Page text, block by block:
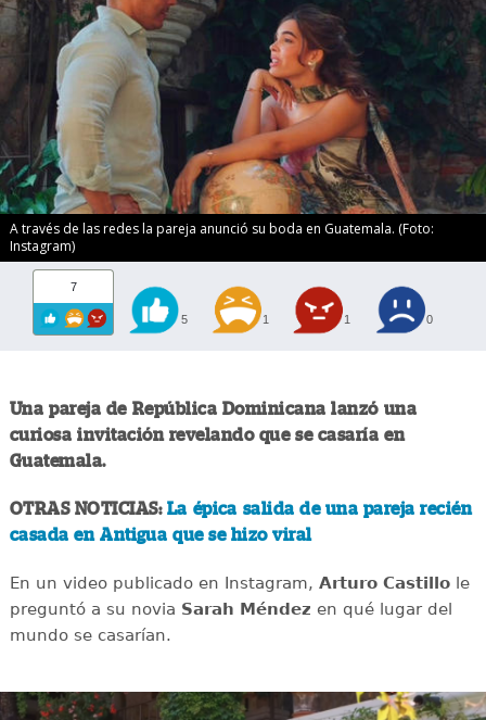
A través de las redes la pareja anunció su boda en Guatemala. (Foto:
Instagram)
7
5 1 1 0
Una pareja de República Dominicana lanzó una
curiosa invitación revelando que se casaría en
Guatemala.
OTRAS NOTICIAS: La épica salida de una pareja recién
casada en Antigua que se hizo viral
En un video publicado en Instagram, Arturo Castillole
preguntó a su novia Sarah Méndez en qué lugar del
mundo se casarían.